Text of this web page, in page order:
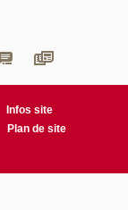
Infos site
Plan de site